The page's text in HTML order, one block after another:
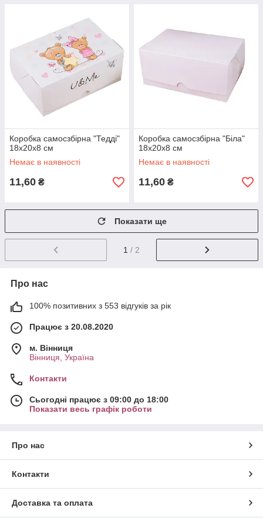
Коробка самосзбірна "Тедді"
18х20х8 см
Немає в наявності
11,60 ₴
Коробка самосзбірна "Біла"
18х20х8 см
Немає в наявності
11,60 ₴
Показати ще
1 / 2
Про нас
100% позитивних з 553 відгуків за рік
Працює з 20.08.2020
м. Вінниця
Вінниця, Україна
Контакти
Сьогодні працює з 09:00 до 18:00
Показати весь графік роботи
Про нас
Контакти
Доставка та оплата